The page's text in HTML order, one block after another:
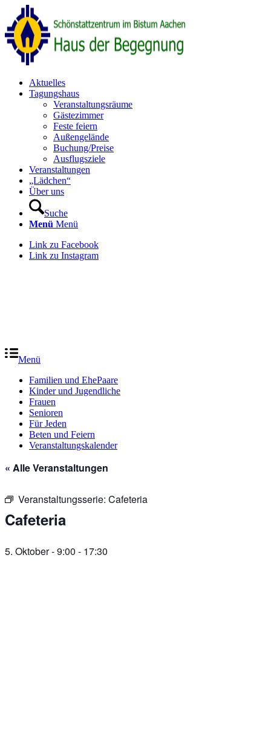
Aktuelles
Tagungshaus
Veranstaltungsräume
Gästezimmer
Feste feiern
Außengelände
Buchung/Preise
Ausflugsziele
Veranstaltungen
„Lädchen“
Über uns
Suche
Menü Menü
Link zu Facebook
Link zu Instagram
Menü
Familien und EhePaare
Kinder und Jugendliche
Frauen
Senioren
Für Jeden
Beten und Feiern
Veranstaltungskalender
« Alle Veranstaltungen
Veranstaltungsserie: Cafeteria
Cafeteria
5. Oktober - 9:00 - 17:30